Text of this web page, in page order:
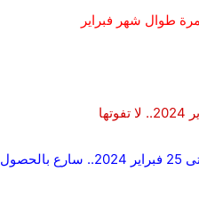
عروض خاصة بأقل من 10 دراهم في الإمارات من بوابة السبخة دبي من 9 حتى 25 فبراير 2024.. سارع بالحصول